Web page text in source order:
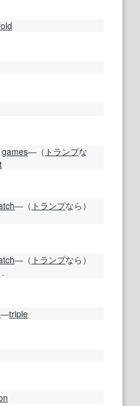
games―（ トランプな
―（ トランプなら）
―（ トランプなら）
.
―triple